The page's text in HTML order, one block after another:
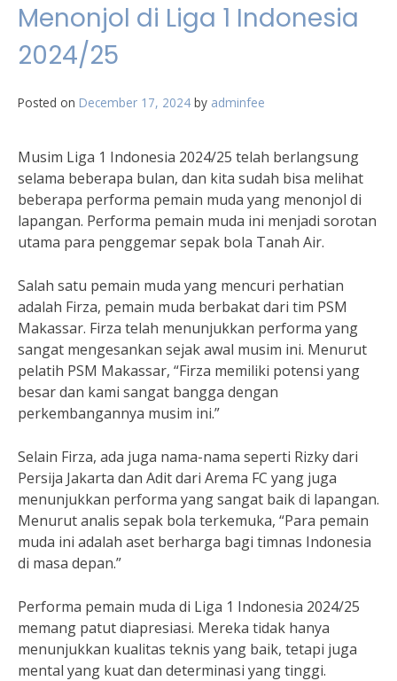
Menonjol di Liga 1 Indonesia
2024/25
Posted on December 17, 2024 by adminfee
Musim Liga 1 Indonesia 2024/25 telah berlangsung
selama beberapa bulan, dan kita sudah bisa melihat
beberapa performa pemain muda yang menonjol di
lapangan. Performa pemain muda ini menjadi sorotan
utama para penggemar sepak bola Tanah Air.
Salah satu pemain muda yang mencuri perhatian
adalah Firza, pemain muda berbakat dari tim PSM
Makassar. Firza telah menunjukkan performa yang
sangat mengesankan sejak awal musim ini. Menurut
pelatih PSM Makassar, “Firza memiliki potensi yang
besar dan kami sangat bangga dengan
perkembangannya musim ini.”
Selain Firza, ada juga nama-nama seperti Rizky dari
Persija Jakarta dan Adit dari Arema FC yang juga
menunjukkan performa yang sangat baik di lapangan.
Menurut analis sepak bola terkemuka, “Para pemain
muda ini adalah aset berharga bagi timnas Indonesia
di masa depan.”
Performa pemain muda di Liga 1 Indonesia 2024/25
memang patut diapresiasi. Mereka tidak hanya
menunjukkan kualitas teknis yang baik, tetapi juga
mental yang kuat dan determinasi yang tinggi.